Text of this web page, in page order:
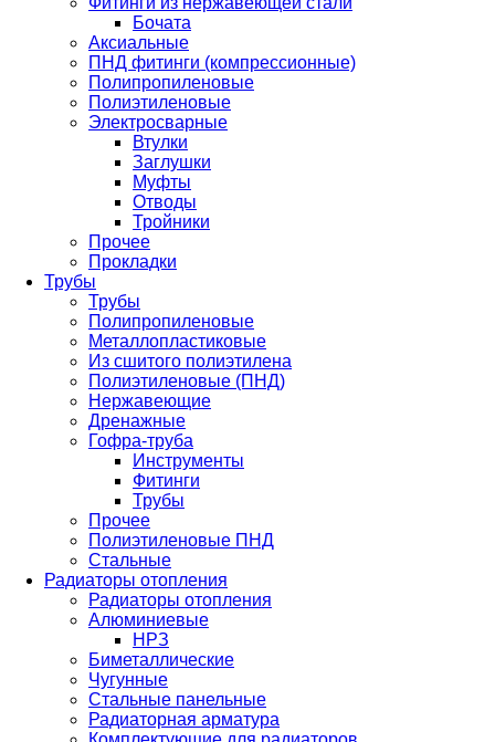
Бочата
Аксиальные
ПНД фитинги (компрессионные)
Полипропиленовые
Полиэтиленовые
Электросварные
Втулки
Заглушки
Муфты
Отводы
Тройники
Прочее
Прокладки
Трубы
Трубы
Полипропиленовые
Металлопластиковые
Из сшитого полиэтилена
Полиэтиленовые (ПНД)
Нержавеющие
Дренажные
Гофра-труба
Инструменты
Фитинги
Трубы
Прочее
Полиэтиленовые ПНД
Стальные
Радиаторы отопления
Радиаторы отопления
Алюминиевые
НРЗ
Биметаллические
Чугунные
Стальные панельные
Радиаторная арматура